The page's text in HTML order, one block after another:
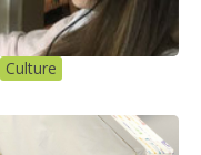
Culture